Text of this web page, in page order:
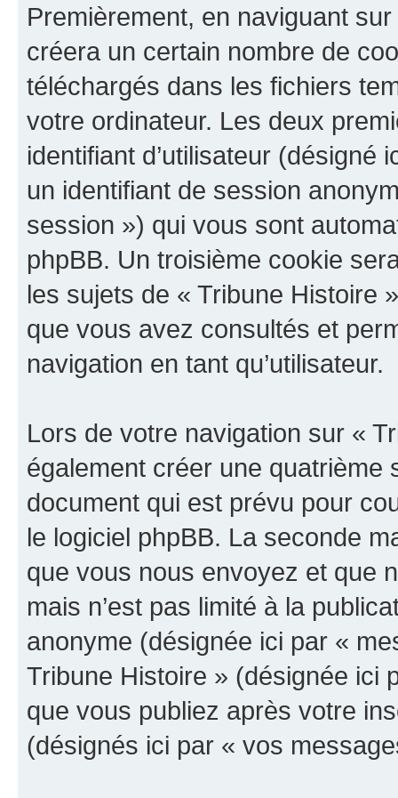
Premièrement, en naviguant
créera un certain nombre de
téléchargés dans les fichiers
votre ordinateur. Les deux
identifiant d’utilisateur (désigné
un identifiant de session
session ») qui vous sont
phpBB. Un troisième cookie
les sujets de « Tribune Histoire
que vous avez consultés et
navigation en tant qu’utilisateur.
Lors de votre navigation sur «
également créer une
document qui est prévu pour
le logiciel phpBB. La seconde
que vous nous envoyez et que
mais n’est pas limité à la
anonyme (désignée ici par «
Tribune Histoire » (désignée ici
que vous publiez après votre
(désignés ici par « vos